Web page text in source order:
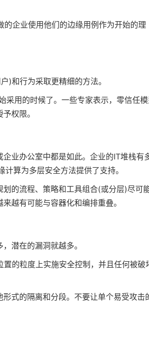
企业使用他们的边缘用例作为开始的理
)和行为采取更精细的方法。
采用的时候了。一些专家表示，零信任
权限。
业办公室中都是如此。企业的IT堆栈有
算为多层安全方法提供了支持。
的流程、策略和工具组合(或分层)尽可
越有可能与容器化和编排重叠。
潜在的漏洞就越多。
的粒度上实施安全控制，并且任何被破
式的隔离和分段。不要让单个易受攻击